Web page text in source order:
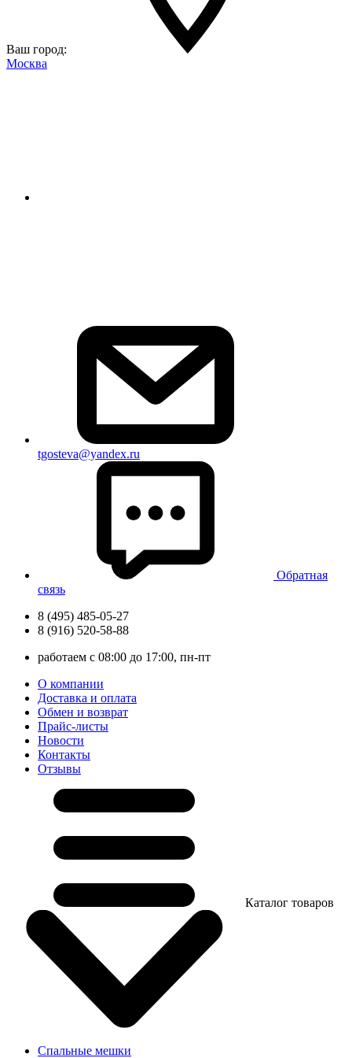
Ваш город:
Москва
tgosteva@yandex.ru
Обратная
связь
8 (495) 485-05-27
8 (916) 520-58-88
работаем с 08:00 до 17:00, пн-пт
О компании
Доставка и оплата
Обмен и возврат
Прайс-листы
Новости
Контакты
Отзывы
Каталог товаров
Спальные мешки